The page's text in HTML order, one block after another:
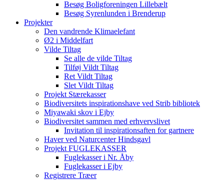
Besøg Boligforeningen Lillebælt
Besøg Syrenlunden i Brenderup
Projekter
Den vandrende Klimaelefant
Ø2 i Middelfart
Vilde Tiltag
Se alle de vilde Tiltag
Tilføj Vildt Tiltag
Ret Vildt Tiltag
Slet Vildt Tiltag
Projekt Stærekasser
Biodiversitets inspirationshave ved Strib bibliotek
Miyawaki skov i Ejby
Biodiversitet sammen med erhvervslivet
Invitation til inspirationsaften for gartnere
Haver ved Naturcenter Hindsgavl
Projekt FUGLEKASSER
Fuglekasser i Nr. Åby
Fuglekasser i Ejby
Registrere Træer